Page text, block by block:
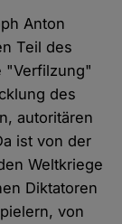
Anton
Teil des
"Verfilzung"
des
autoritären
ist von der
Weltkriege
Diktatoren
von